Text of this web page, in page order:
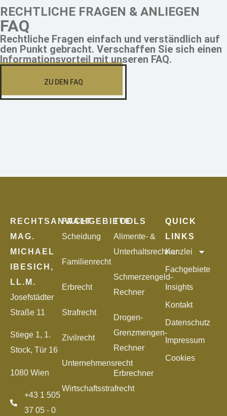
RECHTLICHE FRAGEN & ANLIEGEN
FAQ
Rechtliche Fragen einfach und verständlich auf
den Punkt gebracht. Verschaffen Sie sich einen
Informationsvorteil mit unseren FAQ.
ZU DEN FAQ
RECHTSANWALT
MAG.
MICHAEL
IBESICH,
LL.M.
Josefstädter
Straße 11
Stiege 1, 1.
Stock, Tür 16
1080 Wien
+43 1 505
37 05 - 0
FACHGEBIETE
Scheidung
Familienrecht
Erbrecht
Strafrecht
Zivilrecht
Unternehmensrecht
Wirtschaftsstrafrecht
TOOLS
Alimente- &
Unterhaltsrechner
Schmerzengeld-
Rechner
Drogen-
Grenzmengen-
Rechner
Erbrechner
QUICK
LINKS
Kanzlei
Fachgebiete
Insights
Kontakt
Datenschutz
Impressum
Cookies